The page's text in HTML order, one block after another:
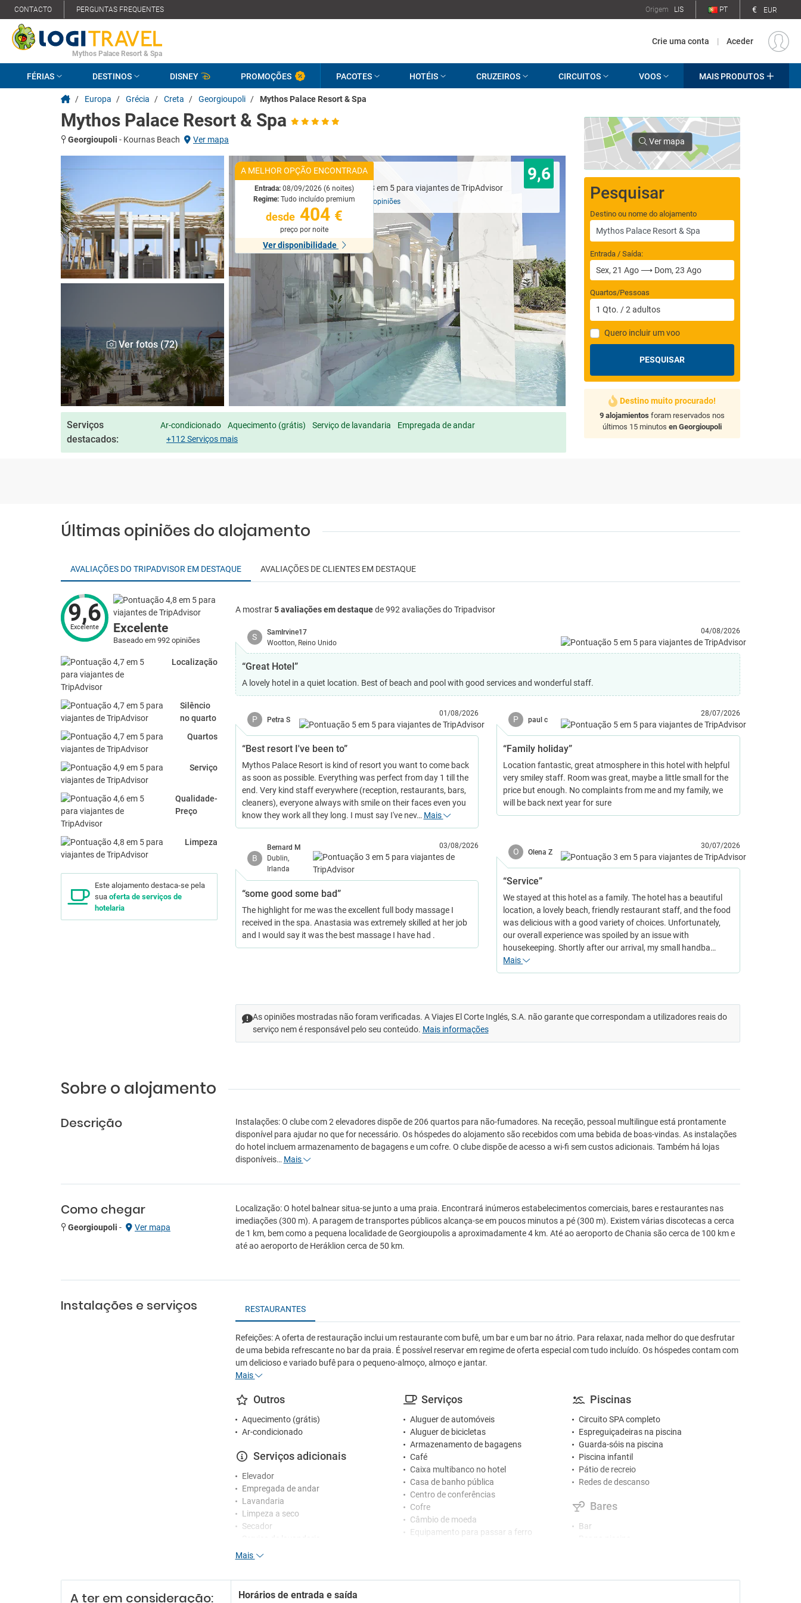
CONTACTO PERGUNTAS FREQUENTES Origem LIS PT € EUR
Mythos Palace Resort & Spa
Crie uma conta | Aceder
FÉRIAS DESTINOS DISNEY PROMOÇÕES PACOTES HOTÉIS CRUZEIROS CIRCUITOS VOOS MAIS PRODUTOS
/ Europa / Grécia / Creta / Georgioupoli / Mythos Palace Resort & Spa
Mythos Palace Resort & Spa
Georgioupoli - Kournas Beach Ver mapa
Ver fotos (72)
Excelente 9,6
Baseado em 992 opiniões
A MELHOR OPÇÃO ENCONTRADA
Entrada:08/09/2026 (6 noites)
Regime:Tudo incluído premium
desde 404 €
preço por noite
Ver disponibilidade
Serviços
destacados:
Ar-condicionado Aquecimento (grátis) Serviço de lavandaria
Empregada de andar
+112 Serviços mais
Ver mapa
Pesquisar
Destino ou nome do alojamento
Entrada / Saída:
Quartos/Pessoas
1 Qto. /2 adultos
Quero incluir um voo
PESQUISAR
Destino muito procurado!
9 alojamientos foram reservados nos
últimos 15 minutos en Georgioupoli
Últimas opiniões do alojamento
AVALIAÇÕES DO TRIPADVISOR EM DESTAQUE AVALIAÇÕES DE CLIENTES EM DESTAQUE
9,6
Excelente Excelente
Baseado em 992 opiniões
Localização
Silêncio
no quarto
Quartos
Serviço
Qualidade-
Preço
Limpeza
Este alojamento destaca-se pela
sua oferta de serviços de
hotelaria
A mostrar5 avaliações em destaquede 992 avaliações do Tripadvisor
S
SamIrvine17
Wootton, Reino Unido
04/08/2026
“Great Hotel”
A lovely hotel in a quiet location. Best of beach and pool with good services and wonderful staff.
P Petra S
01/08/2026
“Best resort I've been to”
Mythos Palace Resort is kind of resort you want to come back
as soon as possible. Everything was perfect from day 1 till the
end. Very kind staff everywhere (reception, restaurants, bars,
cleaners), everyone always with smile on their faces even you
know they work all they long. I must say I've nev… Mais
P paul c
28/07/2026
“Family holiday”
Location fantastic, great atmosphere in this hotel with helpful
very smiley staff. Room was great, maybe a little small for the
price but enough. No complaints from me and my family, we
will be back next year for sure
B
Bernard M
Dublin,
Irlanda
03/08/2026
“some good some bad”
The highlight for me was the excellent full body massage I
received in the spa. Anastasia was extremely skilled at her job
and I would say it was the best massage I have had .
O Olena Z
30/07/2026
“Service”
We stayed at this hotel as a family. The hotel has a beautiful
location, a lovely beach, friendly restaurant staff, and the food
was delicious with a good variety of choices. Unfortunately,
our overall experience was spoiled by an issue with
housekeeping. Shortly after our arrival, my small handba…
Mais
As opiniões mostradas não foram verificadas. A Viajes El Corte Inglés, S.A. não garante que correspondam a utilizadores reais do
serviço nem é responsável pelo seu conteúdo. Mais informações
Sobre o alojamento
Descrição
Instalações: O clube com 2 elevadores dispõe de 206 quartos para não-fumadores. Na receção, pessoal multilingue está prontamente
disponível para ajudar no que for necessário. Os hóspedes do alojamento são recebidos com uma bebida de boas-vindas. As instalações
do hotel incluem armazenamento de bagagens e um cofre. O clube dispõe de acesso a wi-fi sem custos adicionais. Também há lojas
disponíveis… Mais
Como chegar
Georgioupoli - Ver mapa
Localização: O hotel balnear situa-se junto a uma praia. Encontrará inúmeros estabelecimentos comerciais, bares e restaurantes nas
imediações (300 m). A paragem de transportes públicos alcança-se em poucos minutos a pé (300 m). Existem várias discotecas a cerca
de 1 km, bem como a pequena localidade de Georgioupolis a aproximadamente 4 km. Até ao aeroporto de Chania são cerca de 100 km e
até ao aeroporto de Heráklion cerca de 50 km.
Instalações e serviços RESTAURANTES
Refeições: A oferta de restauração inclui um restaurante com bufê, um bar e um bar no átrio. Para relaxar, nada melhor do que desfrutar
de uma bebida refrescante no bar da praia. É possível reservar em regime de oferta especial com tudo incluído. Os hóspedes contam com
um delicioso e variado bufê para o pequeno-almoço, almoço e jantar.
Mais
Outros
Aquecimento (grátis)
Ar-condicionado
Serviços adicionais
Elevador
Empregada de andar
Lavandaria
Limpeza a seco
Secador
Receção
Funcionários que falam vários idiomas
Receção 24 horas
Serviços
Aluguer de automóveis
Aluguer de bicicletas
Armazenamento de bagagens
Café
Caixa multibanco no hotel
Casa de banho pública
Centro de conferências
Cofre
Câmbio de moeda
Equipamento para passar a ferro
Jardim
Piscinas
Circuito SPA completo
Espreguiçadeiras na piscina
Guarda-sóis na piscina
Piscina infantil
Pátio de recreio
Redes de descanso
Bares
Bar
Mais
A ter em consideração: Horários de entrada e saída